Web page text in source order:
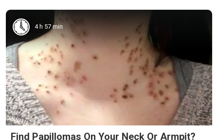
4 h 57 min
Find Papillomas On Your Neck Or Armpit?